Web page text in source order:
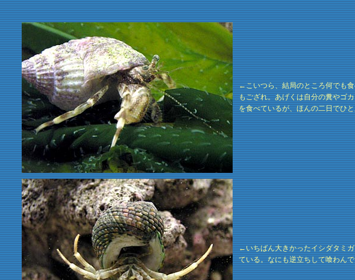
←こいつら、結局のところ何でも
もござれ。あげくは自分の糞やゴ
を食べているが、ほんの二日でひ
←いちばん大きかったイシダタミ
ている。なにも逆立ちして喰わん